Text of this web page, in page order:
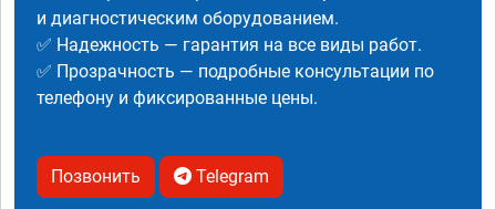
и диагностическим оборудованием.
✅ Надежность — гарантия на все виды работ.
✅ Прозрачность — подробные консультации по
телефону и фиксированные цены.
Позвонить Telegram